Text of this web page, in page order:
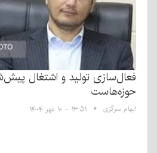
فعال‌سازی تولید و اشتغال
حوزه‌هاست
الهام سرگزی ۱۳:۵۱ - ۱۰ مهر ۱۴۰۴